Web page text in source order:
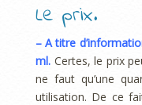
Le prix.
– A titre
ml. Certes, le prix
ne faut qu’une
utilisation. De ce